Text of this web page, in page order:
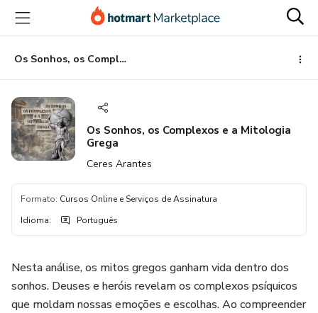
para
conteúdo
principal
para
pagamento
para
rodapé
Os Sonhos, os Complexos e a Mitologia Grega
Os Sonhos, os Complexos e a Mitologia
Grega
Ceres Arantes
Formato: Cursos Online e Serviços de Assinatura
Idioma: Português
Nesta análise, os mitos gregos ganham vida dentro dos
sonhos. Deuses e heróis revelam os complexos psíquicos
que moldam nossas emoções e escolhas. Ao compreender